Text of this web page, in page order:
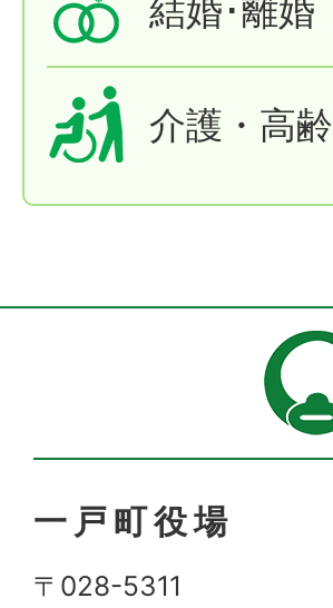
結婚･離婚
介護・高齢
一戸町役場
〒028-5311